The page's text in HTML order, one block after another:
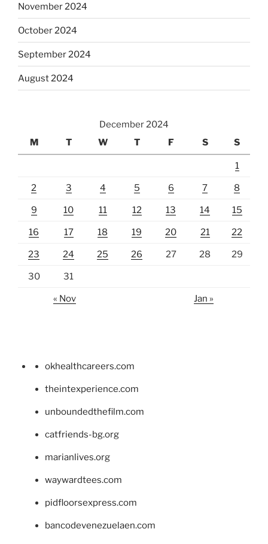
November 2024
October 2024
September 2024
August 2024
December 2024
M
T W T F S S
1
2 3 4 5 6 7 8
9 10 11 12 13 14 15
16 17 18 19 20 21 22
23 24 25 26 27 28 29
30 31
« Nov Jan »
okhealthcareers.com
theintexperience.com
unboundedthefilm.com
catfriends-bg.org
marianlives.org
waywardtees.com
pidfloorsexpress.com
bancodevenezuelaen.com